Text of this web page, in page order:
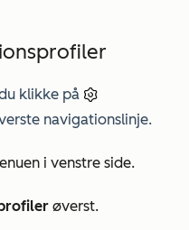
klikke på
navigationslinje.
i venstre side.
øverst.